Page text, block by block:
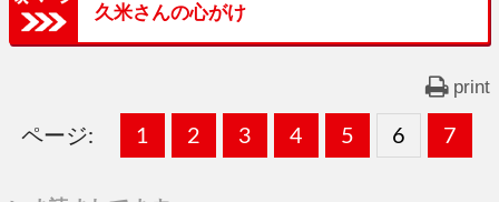
久米さんの心がけ
print
ページ:
固
1 ,
固
2 ,
固
3 ,
固
4 ,
固
5 ,
固
6 ,
固
7